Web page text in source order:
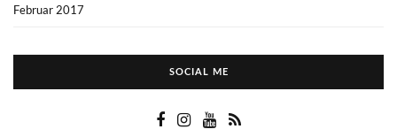
Februar 2017
SOCIAL ME